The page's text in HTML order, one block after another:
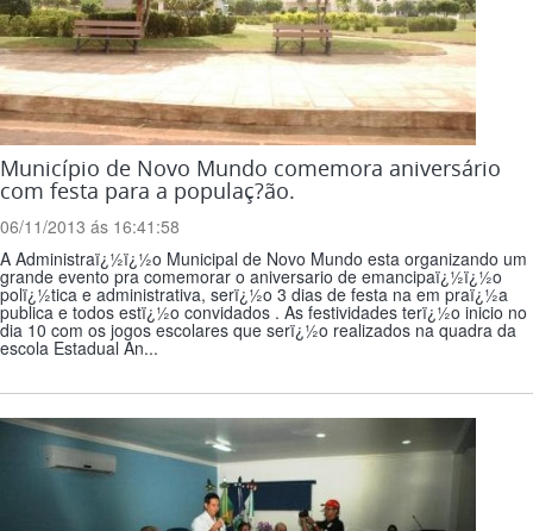
Município de Novo Mundo comemora aniversário
com festa para a populaç?ão.
06/11/2013 ás 16:41:58
A Administraï¿½ï¿½o Municipal de Novo Mundo esta organizando um
grande evento pra comemorar o aniversario de emancipaï¿½ï¿½o
polï¿½tica e administrativa, serï¿½o 3 dias de festa na em praï¿½a
publica e todos estï¿½o convidados . As festividades terï¿½o inicio no
dia 10 com os jogos escolares que serï¿½o realizados na quadra da
escola Estadual An...